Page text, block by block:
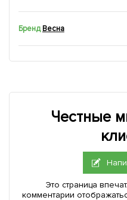
Бренд Весна
Честные
Это страница
комментарии